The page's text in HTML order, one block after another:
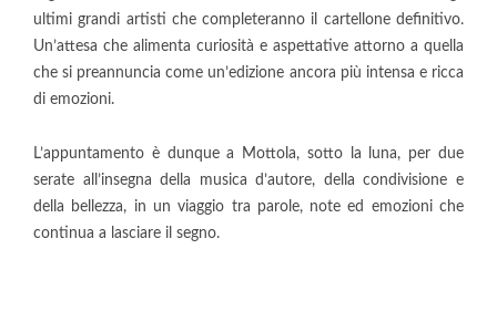
ultimi grandi artisti che completeranno il cartellone definitivo.
Un’attesa che alimenta curiosità e aspettative attorno a quella
che si preannuncia come un’edizione ancora più intensa e ricca
di emozioni.
L’appuntamento è dunque a Mottola, sotto la luna, per due
serate all’insegna della musica d’autore, della condivisione e
della bellezza, in un viaggio tra parole, note ed emozioni che
continua a lasciare il segno.